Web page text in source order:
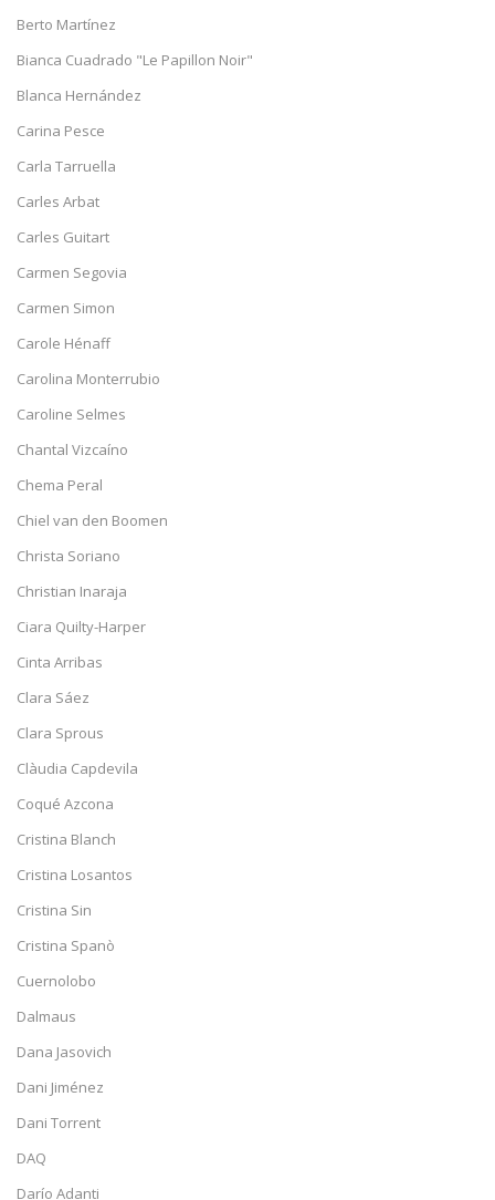
Berto Martínez
Bianca Cuadrado "Le Papillon Noir"
Blanca Hernández
Carina Pesce
Carla Tarruella
Carles Arbat
Carles Guitart
Carmen Segovia
Carmen Simon
Carole Hénaff
Carolina Monterrubio
Caroline Selmes
Chantal Vizcaíno
Chema Peral
Chiel van den Boomen
Christa Soriano
Christian Inaraja
Ciara Quilty-Harper
Cinta Arribas
Clara Sáez
Clara Sprous
Clàudia Capdevila
Coqué Azcona
Cristina Blanch
Cristina Losantos
Cristina Sin
Cristina Spanò
Cuernolobo
Dalmaus
Dana Jasovich
Dani Jiménez
Dani Torrent
DAQ
Darío Adanti